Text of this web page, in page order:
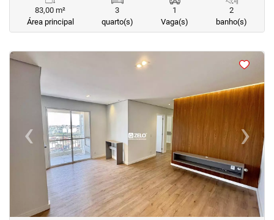
83,00 m²
Área principal
3
quarto(s)
1
Vaga(s)
2
banho(s)
<<<<
‹Previous ›Next